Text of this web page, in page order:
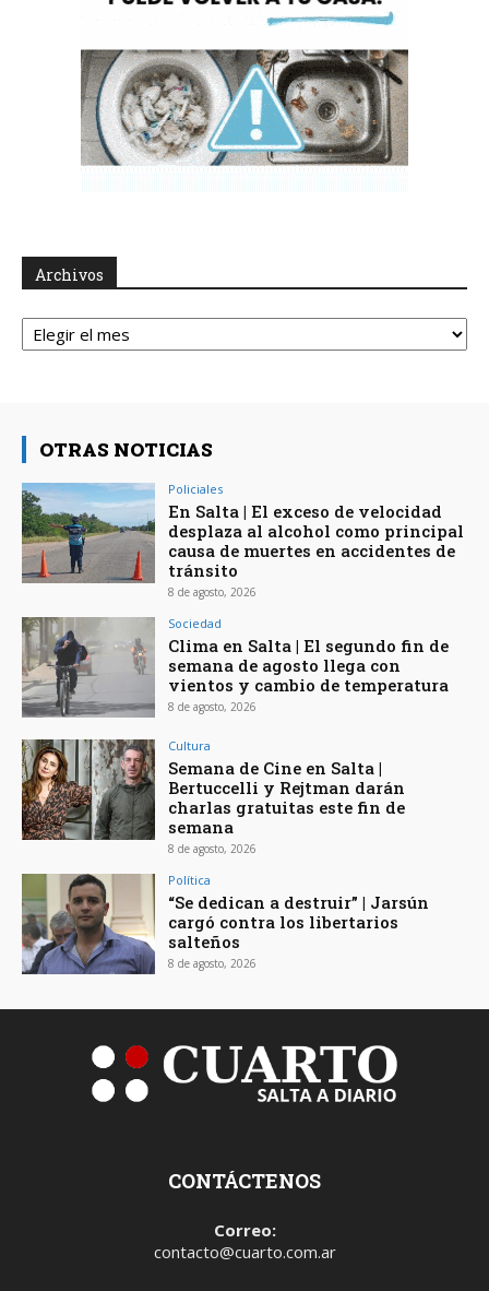
Archivos
Archivos
OTRAS NOTICIAS
Policiales
En Salta | El exceso de velocidad
desplaza al alcohol como principal
causa de muertes en accidentes de
tránsito
8 de agosto, 2026
Sociedad
Clima en Salta | El segundo fin de
semana de agosto llega con
vientos y cambio de temperatura
8 de agosto, 2026
Cultura
Semana de Cine en Salta |
Bertuccelli y Rejtman darán
charlas gratuitas este fin de
semana
8 de agosto, 2026
Política
“Se dedican a destruir” | Jarsún
cargó contra los libertarios
salteños
8 de agosto, 2026
CONTÁCTENOS
Correo:
contacto@cuarto.com.ar